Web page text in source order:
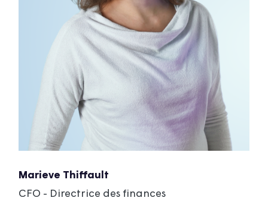
Marieve Thiffault
CFO - Directrice des finances